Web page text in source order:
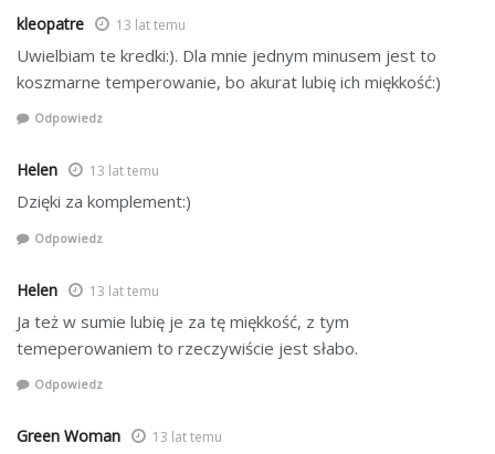
kleopatre 13 lat temu
Uwielbiam te kredki:). Dla mnie jednym minusem jest to
koszmarne temperowanie, bo akurat lubię ich miękkość:)
Odpowiedz
Helen 13 lat temu
Dzięki za komplement:)
Odpowiedz
Helen 13 lat temu
Ja też w sumie lubię je za tę miękkość, z tym
temeperowaniem to rzeczywiście jest słabo.
Odpowiedz
Green Woman 13 lat temu